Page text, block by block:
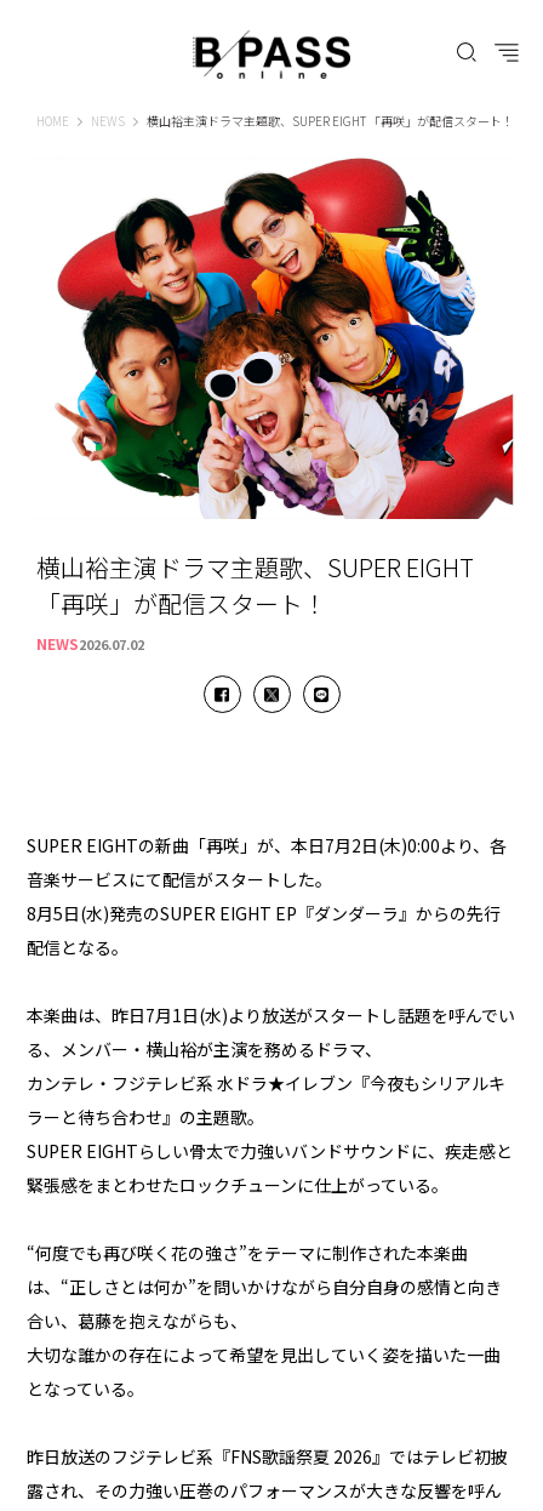
HOME B-PASS ONLINE
NEWS 横山裕主演ドラマ主題歌、SUPER EIGHT 「再咲」が配信スタート！
横山裕主演ドラマ主題歌、SUPER EIGHT
「再咲」が配信スタート！
NEWS2026.07.02
SUPER EIGHTの新曲「再咲」が、本日7月2日(木)0:00より、各
音楽サービスにて配信がスタートした。
8月5日(水)発売のSUPER EIGHT EP『ダンダーラ』からの先行
配信となる。
本楽曲は、昨日7月1日(水)より放送がスタートし話題を呼んでい
る、メンバー・横山裕が主演を務めるドラマ、
カンテレ・フジテレビ系 水ドラ★イレブン『今夜もシリアルキ
ラーと待ち合わせ』の主題歌。
SUPER EIGHTらしい骨太で力強いバンドサウンドに、疾走感と
緊張感をまとわせたロックチューンに仕上がっている。
“何度でも再び咲く花の強さ”をテーマに制作された本楽曲
は、“正しさとは何か”を問いかけながら自分自身の感情と向き
合い、葛藤を抱えながらも、
大切な誰かの存在によって希望を見出していく姿を描いた一曲
となっている。
昨日放送のフジテレビ系『FNS歌謡祭夏 2026』ではテレビ初披
露され、その力強い圧巻のパフォーマンスが大きな反響を呼ん